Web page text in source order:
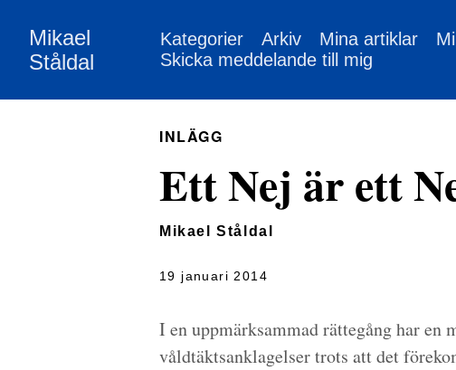
Mikael
Ståldal
Kategorier Arkiv Mina artiklar
Skicka meddelande till mig
INLÄGG
Ett Nej är ett
Mikael Ståldal
19 januari 2014
I en uppmärksammad rättegång har
våldtäktsanklagelser trots att det